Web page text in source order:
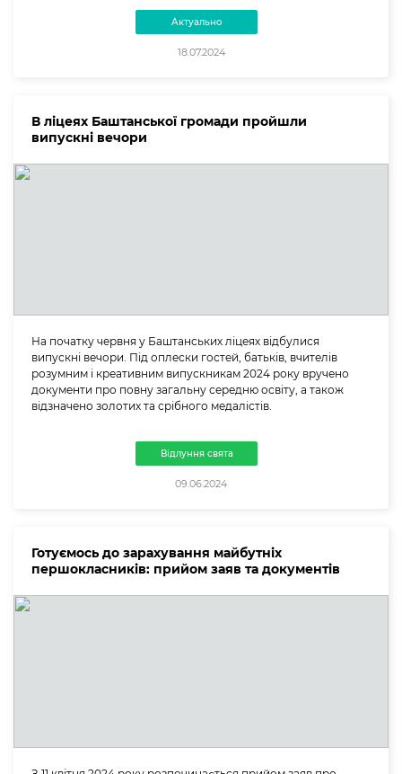
Актуально
18.07.2024
В ліцеях Баштанської громади пройшли
випускні вечори
На початку червня у Баштанських ліцеях відбулися
випускні вечори. Під оплески гостей, батьків, вчителів
розумним і креативним випускникам 2024 року вручено
документи про повну загальну середню освіту, а також
відзначено золотих та срібного медалістів.
Відлуння свята
09.06.2024
Готуємось до зарахування майбутніх
першокласників: прийом заяв та документів